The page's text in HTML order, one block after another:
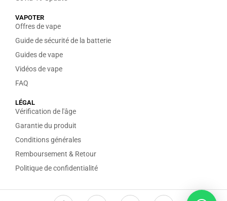
VAPOTER
Offres de vape
Guide de sécurité de la batterie
Guides de vape
Vidéos de vape
FAQ
LÉGAL
Vérification de l'âge
Garantie du produit
Conditions générales
Remboursement & Retour
Politique de confidentialité